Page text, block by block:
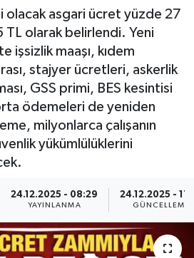
olacak asgari ücret yüzde 27
TL olarak belirlendi. Yeni
işsizlik maaşı, kıdem
stajyer ücretleri, askerlik
GSS primi, BES kesintisi
ödemeleri de yeniden
milyonlarca çalışanın
yükümlülüklerini
24.12.2025 - 08:29
YAYINLANMA
24.12.2025 -
GÜNCELLEME
ve Fikstür